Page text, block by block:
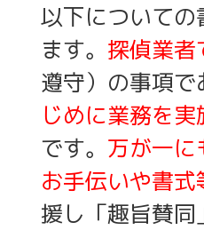
以下について
ます。 探偵業者
遵守）の事項
じめに業務を
です。 万が一に
お手伝いや書式
援し「趣旨賛同